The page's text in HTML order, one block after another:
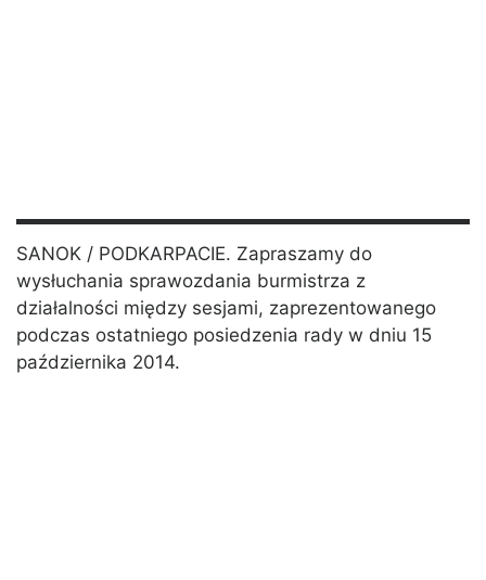
SANOK / PODKARPACIE. Zapraszamy do
wysłuchania sprawozdania burmistrza z
działalności między sesjami, zaprezentowanego
podczas ostatniego posiedzenia rady w dniu 15
października 2014.